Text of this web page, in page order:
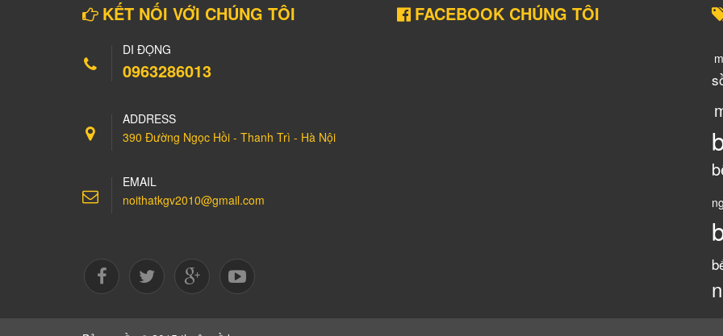
KẾT NỐI VỚI CHÚNG TÔI
DI ĐỘNG
0963286013
ADDRESS
390 Đường Ngọc Hồi - Thanh Trì - Hà Nội
EMAIL
noithatkgv2010@gmail.com
FACEBOOK CHÚNG TÔI